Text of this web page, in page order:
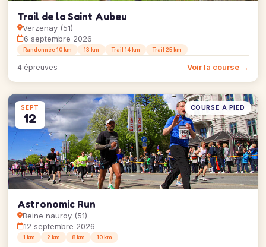
Trail de la Saint Aubeu
Verzenay (51)
6 septembre 2026
Randonnée 10 km 13 km Trail 14 km Trail 25 km
4 épreuves Voir la course →
SEPT
12
COURSE À PIED
Astronomic Run
Beine nauroy (51)
12 septembre 2026
1 km 2 km 8 km 10 km